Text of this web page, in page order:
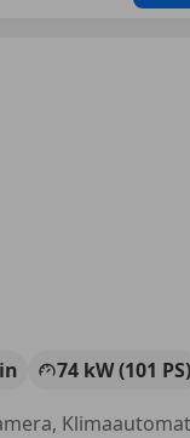
74 kW (101 PS)